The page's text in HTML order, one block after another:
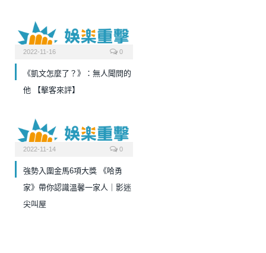
2022-11-16 0
《凱文怎麼了？》：無人聞問的
他 【擊客來評】
2022-11-14 0
強勢入圍金馬6項大獎 《哈勇
家》帶你認識溫馨一家人｜影迷
尖叫屋